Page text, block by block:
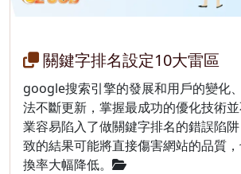
關鍵字排名設定10大雷區
google搜索引擎的發展和用戶的變化
法不斷更新，掌握最成功的優化技術
業容易陷入了做關鍵字排名的錯誤陷
致的結果可能將直接傷害網站的品質
換率大幅降低。